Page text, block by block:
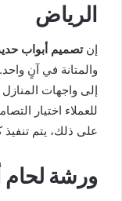
الرياض
إنتصميم أبواب
والمتانة في آنٍ
إلى واجهات
للعملاء اختيار
على ذلك، يتم تنفيذ
ورشة